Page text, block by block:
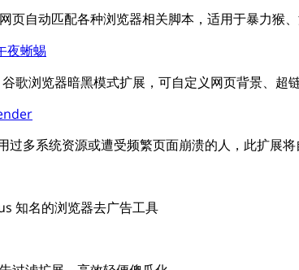
页自动匹配各种浏览器相关脚本，适用于暴力猴、
夜蜥蜴
歌浏览器暗黑模式扩展，可自定义网页背景、超
过多系统资源或遭受频繁页面崩溃的人，此扩展
知名的浏览器去广告工具